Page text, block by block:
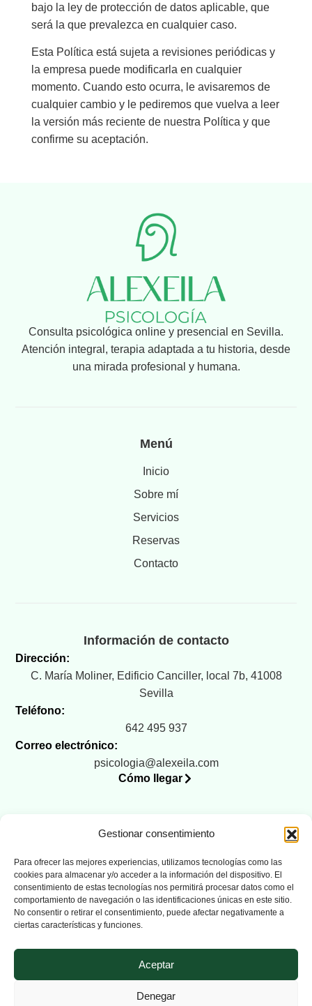
Gestionar consentimiento
Para ofrecer las mejores experiencias, utilizamos tecnologías como las
cookies para almacenar y/o acceder a la información del dispositivo. El
consentimiento de estas tecnologías nos permitirá procesar datos como el
comportamiento de navegación o las identificaciones únicas en este sitio.
No consentir o retirar el consentimiento, puede afectar negativamente a
ciertas características y funciones.
Aceptar
Denegar
bajo la ley de protección de datos aplicable, que
será la que prevalezca en cualquier caso.
Esta Política está sujeta a revisiones periódicas y
la empresa puede modificarla en cualquier
momento. Cuando esto ocurra, le avisaremos de
cualquier cambio y le pediremos que vuelva a leer
la versión más reciente de nuestra Política y que
confirme su aceptación.
Consulta psicológica online y presencial en Sevilla.
Atención integral, terapia adaptada a tu historia, desde
una mirada profesional y humana.
Menú
Inicio
Sobre mí
Servicios
Reservas
Contacto
Información de contacto
Dirección:
C. María Moliner, Edificio Canciller, local 7b, 41008
Sevilla
Teléfono:
642 495 937
Correo electrónico:
psicologia@alexeila.com
Cómo llegar
Aviso legal
Política de privacidad
Política de cookies (UE)